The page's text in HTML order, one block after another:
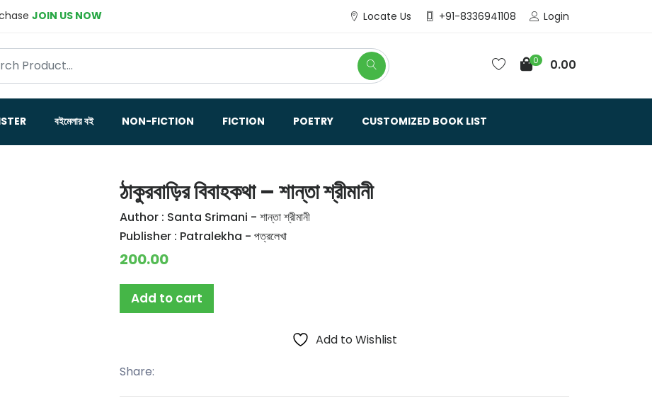
JOIN US NOW Locate Us +91-8336941108 Login
0 0.00
বইমেলার বই NON-FICTION FICTION POETRY CUSTOMIZED BOOK LIST
ঠাকুরবাড়ির বিবাহকথা – শান্তা শ্রীমানী
Author : Santa Srimani - শান্তা শ্রীমানী
Publisher : Patralekha - পত্রলেখা
200.00
Add to cart
Add to Wishlist
Share: